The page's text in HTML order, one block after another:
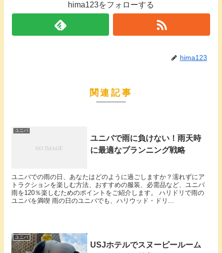
hima123をフォローする
hima123
関連記事
ユニバ
ユニバで雨に負けない！雨天時
に最適なプランニング戦略
ユニバでの雨の日、あなたはどのように過ごしますか？濡れずにア
トラクションを楽しむ方法、おすすめの服装、必需品など、ユニバ
雨を120％楽しむためのポイントをご紹介します。 ハリドリで雨の
ユニバを満喫 雨の日のユニバでも、ハリウッド・ドリ...
ユニバ
USJホテルでスヌーピールーム